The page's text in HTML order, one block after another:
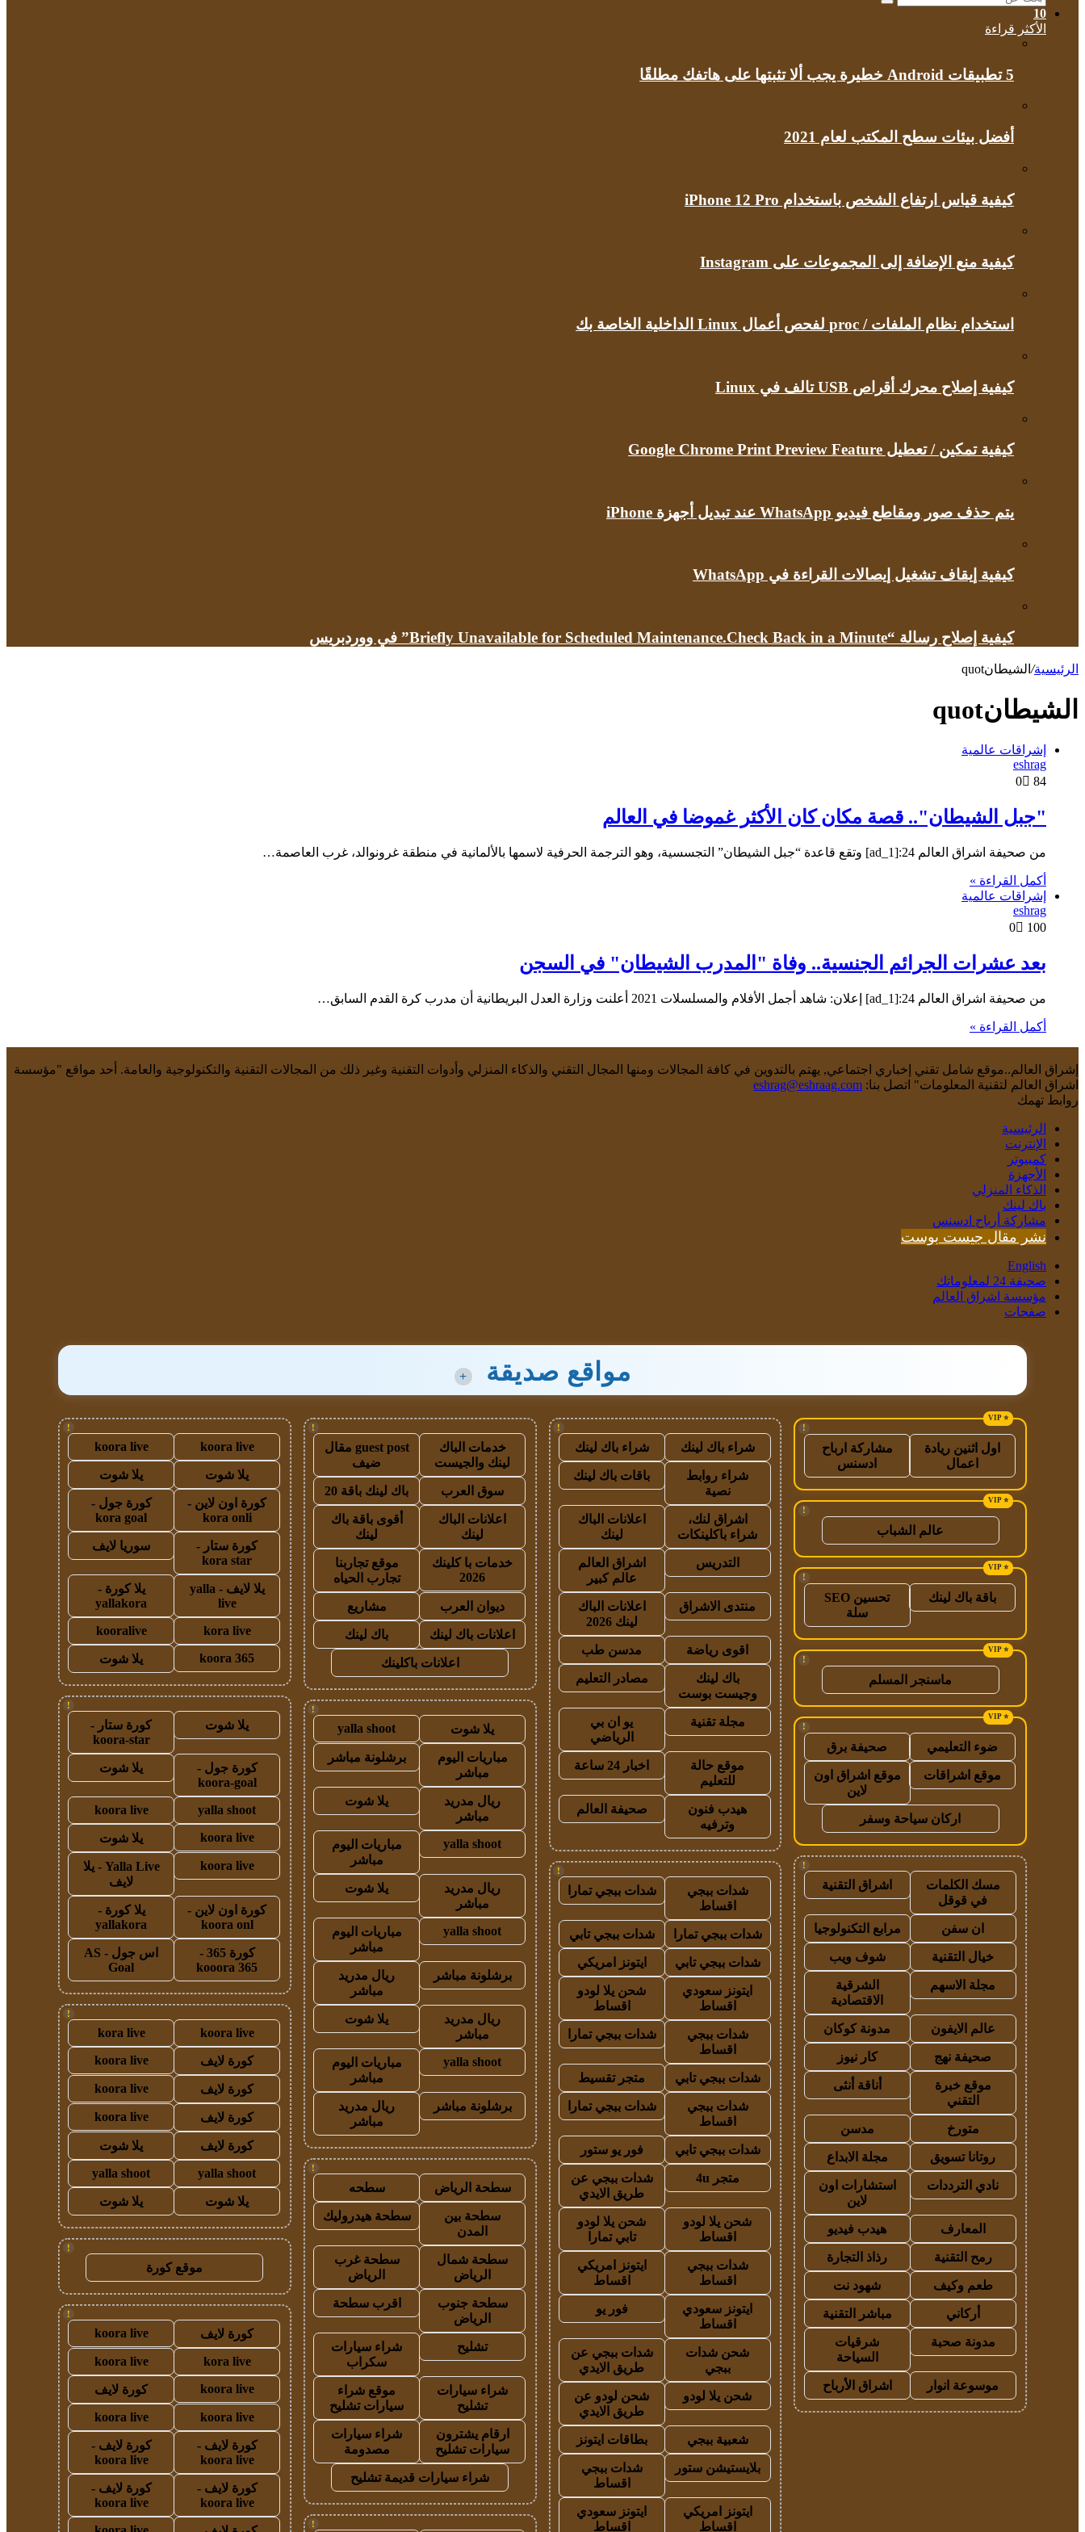
بحث
10
الأكثر قراءة
5 تطبيقات Android خطيرة يجب ألا تثبتها على هاتفك مطلقًا
أفضل بيئات سطح المكتب لعام 2021
كيفية قياس ارتفاع الشخص باستخدام iPhone 12 Pro
كيفية منع الإضافة إلى المجموعات على Instagram
استخدام نظام الملفات / proc لفحص أعمال Linux الداخلية الخاصة بك
كيفية إصلاح محرك أقراص USB تالف في Linux
كيفية تمكين / تعطيل Google Chrome Print Preview Feature
يتم حذف صور ومقاطع فيديو WhatsApp عند تبديل أجهزة iPhone
كيفية إيقاف تشغيل إيصالات القراءة في WhatsApp
كيفية إصلاح رسالة “Briefly Unavailable for Scheduled Maintenance.Check Back in a Minute” في ووردبريس
الرئيسية/ الشيطانquot
الشيطانquot
إشراقات عالمية
eshrag
0
84
"جبل الشيطان".. قصة مكان كان الأكثر غموضا في العالم
من صحيفة اشراق العالم 24:[ad_1] وتقع قاعدة “جبل الشيطان” التجسسية، وهو الترجمة الحرفية لاسمها بالألمانية في منطقة غرونوالد، غرب العاصمة…
أكمل القراءة »
إشراقات عالمية
eshrag
0
100
بعد عشرات الجرائم الجنسية.. وفاة "المدرب الشيطان" في السجن
من صحيفة اشراق العالم 24:[ad_1] إعلان: شاهد أجمل الأفلام والمسلسلات 2021 أعلنت وزارة العدل البريطانية أن مدرب كرة القدم السابق…
أكمل القراءة »
إشراق العالم..موقع شامل تقني إخباري اجتماعي, يهتم بالتدوين في كافة المجالات ومنها المجال التقني والذكاء المنزلي وأدوات التقنية وغير ذلك من المجالات التقنية والتكنولوجية والعامة. أحد مواقع "مؤسسة
اشراق العالم لتقنية المعلومات" اتصل بنا: eshrag@eshraag.com
روابط تهمك
الرئيسية
الإنترنت
كمبيوتر
الأجهزة
الذكاء المنزلي
باك لينك
مشاركة أرباح ادسنس
نشر مقال جيست بوست
English
صحيفة 24 لمعلوماتك
مؤسسة اشراق العالم
صفحات
مواقع صديقة +
!
اول اثنين ريادة
اعمال
مشاركة ارباح
ادسنس
!
عالم الشباب
!
باقة باك لينك
تحسين SEO
سلة
!
ماسنجر المسلم
!
ضوء التعليمي صحيفة برق
موقع اشراقات
موقع اشراق اون
لاين
اركان سياحة وسفر
!
مسك الكلمات
في قوقل
اشراق التقنية
ان سفن مرابع التكنولوجيا
خيال التقنية شوف ويب
مجلة الاسهم
الشرقية
الاقتصادية
عالم الايفون مدونة كوكان
صحيفة نهج كار نيوز
موقع خبرة
التقني
أناقة أنثى
متورخ مدسن
روتانا تسويق مجلة الابداع
نادي الترددات
استشارات اون
لاين
المعارف هيدب فيديو
رمح التقنية رذاذ التجارة
طعم وكيف شهود نت
أركاني مباشر التقنية
مدونة صحبة
شرقيات
السياحة
موسوعة انوار اشراق الأرباح
!
شراء باك لينك شراء باك لينك
شراء روابط
نصية
باقات باك لينك
اشراق لنك،
شراء باكلينكات
اعلانات الباك
لينك
التدريس
اشراق العالم
عالم كبير
منتدى الاشراق
اعلانات الباك
لينك 2026
اقوى رياضة مدسن طب
باك لينك
وجيست بوست
مصادر التعليم
مجلة تقنية
يو ان بي
الرياضي
موقع حالة
للتعليم
اخبار 24 ساعة
هيدب فنون
وترفيه
صحيفة العالم
!
شدات ببجي
اقساط
شدات ببجي تمارا
شدات ببجي تمارا شدات ببجي تابي
شدات ببجي تابي ايتونز امريكي
ايتونز سعودي
اقساط
شحن يلا لودو
اقساط
شدات ببجي
اقساط
شدات ببجي تمارا
شدات ببجي تابي متجر تقسيط
شدات ببجي
اقساط
شدات ببجي تمارا
شدات ببجي تابي فور يو ستور
متجر 4u
شدات ببجي عن
طريق الايدي
شحن يلا لودو
اقساط
شحن يلا لودو
تابي تمارا
شدات ببجي
اقساط
ايتونز امريكي
اقساط
ايتونز سعودي
اقساط
فور يو
شحن شدات
ببجي
شدات ببجي عن
طريق الايدي
شحن يلا لودو
شحن لودو عن
طريق الايدي
شعبية ببجي بطاقات ايتونز
بلايستيشن ستور
شدات ببجي
اقساط
ايتونز امريكي
اقساط
ايتونز سعودي
اقساط
!
خدمات الباك
لينك والجيست
guest post مقال
ضيف
سوق العرب باك لينك باقة 20
اعلانات الباك
لينك
أقوى باقة باك
لينك
خدمات با كلينك
2026
موقع تجاربنا
تجارب الحياه
ديوان العرب مشاريع
اعلانات باك لينك باك لينك
اعلانات باكلينك
!
يلا شوت yalla shoot
مباريات اليوم
مباشر
برشلونة مباشر
ريال مدريد
مباشر
يلا شوت
yalla shoot
مباريات اليوم
مباشر
ريال مدريد
مباشر
يلا شوت
yalla shoot
مباريات اليوم
مباشر
برشلونة مباشر
ريال مدريد
مباشر
ريال مدريد
مباشر
يلا شوت
yalla shoot
مباريات اليوم
مباشر
برشلونة مباشر
ريال مدريد
مباشر
!
سطحة الرياض سطحه
سطحة بين
المدن
سطحة هيدروليك
سطحة شمال
الرياض
سطحة غرب
الرياض
سطحة جنوب
الرياض
اقرب سطحة
تشليح
شراء سيارات
سكراب
شراء سيارات
تشليح
موقع شراء
سيارات تشليح
ارقام يشترون
سيارات تشليح
شراء سيارات
مصدومة
شراء سيارات قديمة تشليح
!
!
koora live
koora live
يلا شوت يلا شوت
كورة اون لاين -
kora onli
كورة جول -
kora goal
كورة ستار -
kora star
سوريا لايف
يلا لايف - yalla
live
يلا كورة -
yallakora
kora live
kooralive
koora 365
يلا شوت
!
يلا شوت
كورة ستار -
koora-star
كورة جول -
koora-goal
يلا شوت
yalla shoot
koora live
koora live
يلا شوت
koora live
Yalla Live - يلا
لايف
كورة اون لاين -
koora onl
يلا كورة -
yallakora
كورة 365 -
kooora 365
اس جول - AS
Goal
!
koora live
kora live
كورة لايف koora live
كورة لايف koora live
كورة لايف koora live
كورة لايف
يلا شوت
yalla shoot
yalla shoot
يلا شوت يلا شوت
!
موقع كورة
!
كورة لايف koora live
kora live
koora live
koora live
كورة لايف
koora live
koora live
كورة لايف -
koora live
كورة لايف -
koora live
كورة لايف -
koora live
كورة لايف -
koora live